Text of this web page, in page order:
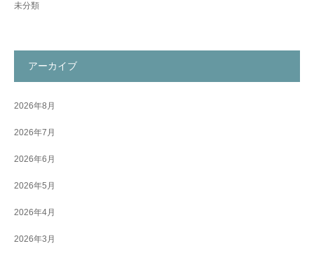
未分類
アーカイブ
2026年8月
2026年7月
2026年6月
2026年5月
2026年4月
2026年3月